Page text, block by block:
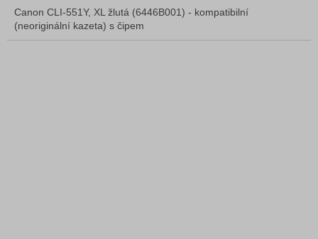
Canon CLI-551Y, XL žlutá (6446B001) - kompatibilní
(neoriginální kazeta) s čipem